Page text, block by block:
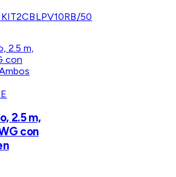
KIT2CBLPV10RB/50
2.5 m,
con